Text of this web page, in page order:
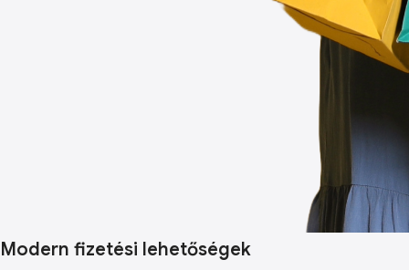
Modern fizetési lehetőségek